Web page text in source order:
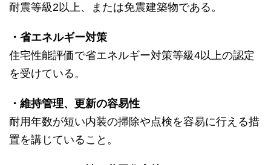
耐震等級2以上、または免震建築物である。
・省エネルギー対策
住宅性能評価で省エネルギー対策等級4以上の認定
を受けている。
・維持管理、更新の容易性
耐用年数が短い内装の掃除や点検を容易に行える措
置を講じていること。